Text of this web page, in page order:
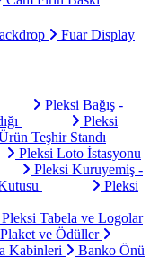
Fuar Display
Pleksi Bağış -
Pleksi
Teşhir Standı
Pleksi Loto İstasyonu
Pleksi Kuruyemiş -
Pleksi
Pleksi Tabela ve Logolar
ve Ödüller
Kabinleri
Banko Önü